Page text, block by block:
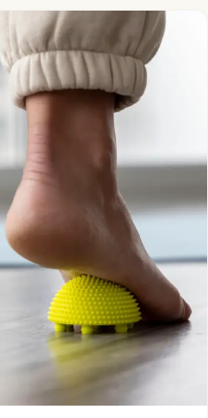
クチャーも日本語通訳付き
インストラクター全員に通訳
る安心できる環境で解剖実習
ンスは今回しかありません 🇯🇵
お申し込みは、こちらのペー
申し込もう、と思っているな
。 👉 詳細はこちら
ウェビナーコンボ申し込みする
でもらえる！」キャンペーンの
日開催の「アスレチッ
ピード、安定性、パワーを生
の「アーチへの過負荷:足底腱
と解決策」 に同時にお申し込
ーロボールを1つ無料でプレゼ
日（日）23:59まで！⏰ 👉 Dr.
ら